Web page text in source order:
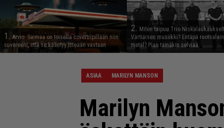
1. Arvio: Saimaa on toisella covertripillään niin
suvereeni, että se kääntyy itseään vastaan
2. Miten taipuu Trio
Vartiaisen musiikki? Entäpä
metal? Pian tämäkin selviää
ASIAA MARILYN MANSON
Marilyn